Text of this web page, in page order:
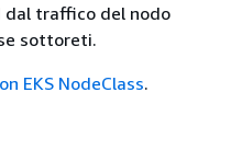
dal traffico del nodo
sottoreti.
EKS NodeClass.